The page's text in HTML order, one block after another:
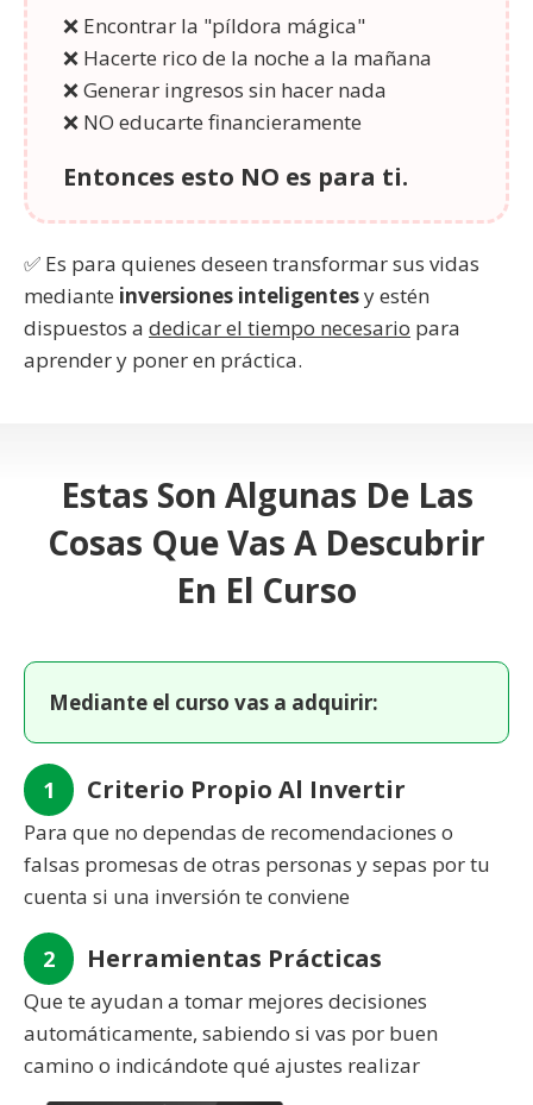
❌ Encontrar la "píldora mágica"
❌ Hacerte rico de la noche a la mañana
❌ Generar ingresos sin hacer nada
❌ NO educarte financieramente
Entonces esto NO es para ti.
✅ Es para quienes deseen transformar sus vidas
mediante inversiones inteligentesy estén
dispuestos a dedicar el tiempo necesario para
aprender y poner en práctica.
Estas Son Algunas De Las
Cosas Que Vas A Descubrir
En El Curso
Mediante el curso vas a adquirir:
1 Criterio Propio Al Invertir
Para que no dependas de recomendaciones o
falsas promesas de otras personas y sepas por tu
cuenta si una inversión te conviene
2 Herramientas Prácticas
Que te ayudan a tomar mejores decisiones
automáticamente, sabiendo si vas por buen
camino o indicándote qué ajustes realizar